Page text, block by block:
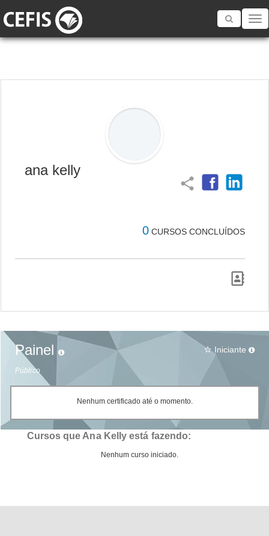
Toggle
ana kelly
share
0 CURSOS CONCLUÍDOS
Painel
Público
star_border Iniciante
Nenhum certificado até o momento.
Cursos que Ana Kelly está fazendo:
Nenhum curso iniciado.